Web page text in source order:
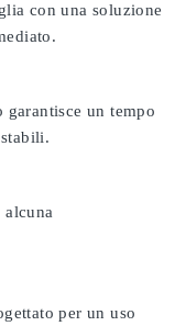
con una soluzione
un tempo
per un uso